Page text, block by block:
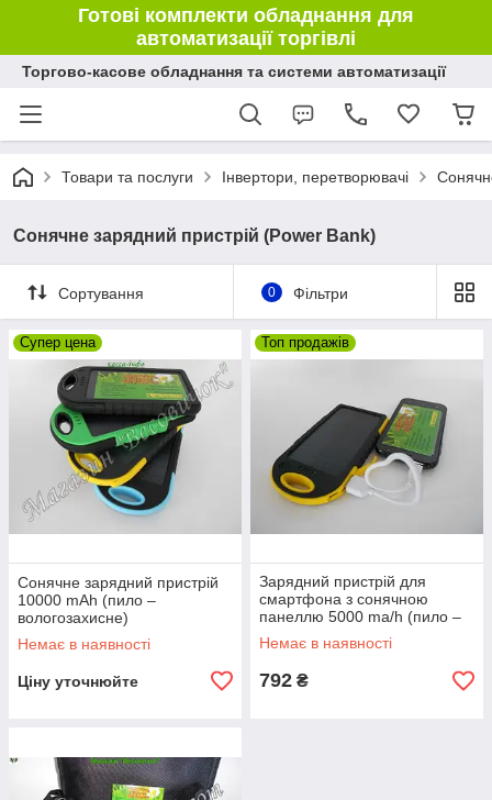
Готові комплекти обладнання для
автоматизації торгівлі
Торгово-касове обладнання та системи автоматизації
Товари та послуги Інвертори, перетворювачі
Сонячне зарядний пристрій (Power Bank)
Сортування 0 Фільтри
Супер цена
Сонячне зарядний пристрій
10000 mAh (пило –
вологозахисне)
Немає в наявності
Ціну уточнюйте
Топ продажів
Зарядний пристрій для
смартфона з сонячною
панеллю 5000 ma/h (пило –
вологозахисне)
Немає в наявності
792 ₴